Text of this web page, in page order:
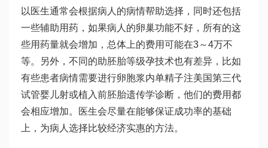
以医生通常会根据病人的病情帮助选择，同时还包括
一些辅助用药，如果病人的卵巢功能不好，所有的这
些用药量就会增加，总体上的费用可能在3～4万不
等。另外，不同的助胚胎等级孕技术也有差异，比如
有些患者病情需要进行卵胞浆内单精子注美国第三代
试管婴儿射或植入前胚胎遗传学诊断，他们的费用都
会相应增加。医生会尽量在能够保证成功率的基础
上，为病人选择比较经济实惠的方法。